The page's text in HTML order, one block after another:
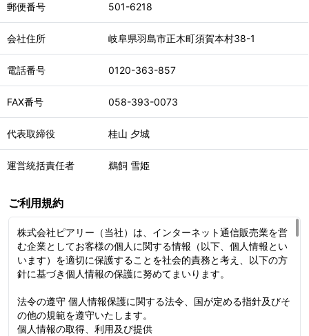
郵便番号 501-6218
会社住所 岐阜県羽島市正木町須賀本村38-1
電話番号 0120-363-857
FAX番号 058-393-0073
代表取締役 桂山 夕城
運営統括責任者 鵜飼 雪姫
ご利用規約
株式会社ピアリー（当社）は、インターネット通信販売業を営
む企業としてお客様の個人に関する情報（以下、個人情報とい
います）を適切に保護することを社会的責務と考え、以下の方
針に基づき個人情報の保護に努めてまいります。
法令の遵守 個人情報保護に関する法令、国が定める指針及びそ
の他の規範を遵守いたします。
個人情報の取得、利用及び提供